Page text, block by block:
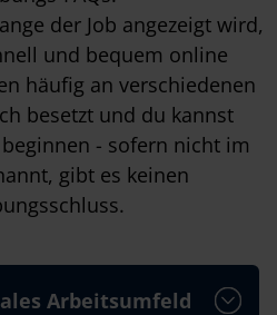
der Job angezeigt wird,
und bequem online
häufig an verschiedenen
besetzt und du kannst
- sofern nicht im
gibt es keinen
Arbeitsumfeld